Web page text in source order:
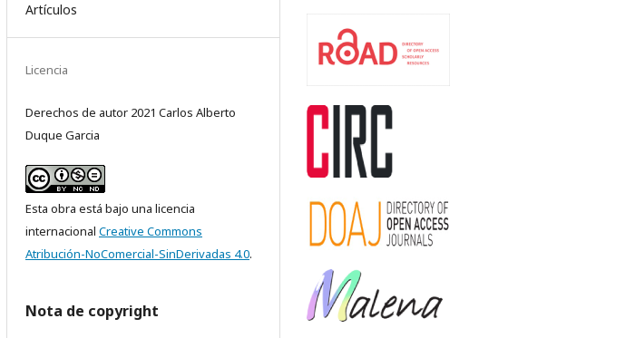
Artículos
Licencia
Derechos de autor 2021 Carlos Alberto
Duque Garcia
Esta obra está bajo una licencia
internacional Creative Commons
Atribución-NoComercial-SinDerivadas 4.0.
Nota de copyright